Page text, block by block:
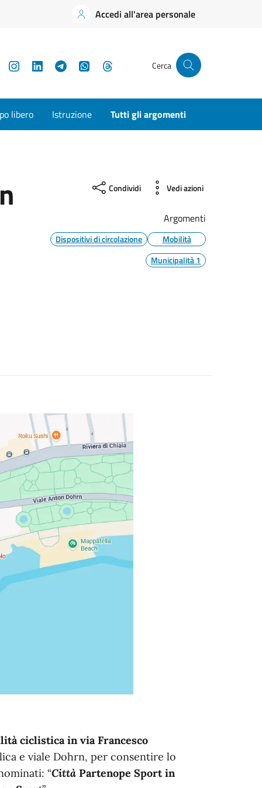
Accedi all'area personale
YouTubeInstagramLinkedInTelegramWhatsApp Cerca
libero Istruzione Tutti gli argomenti
Condividi Vedi azioni
Argomenti
Dispositivi di circolazione
Mobilità
Municipalità 1
ciclistica in via Francesco
e viale Dohrn, per consentire lo
“Città Partenope Sport in